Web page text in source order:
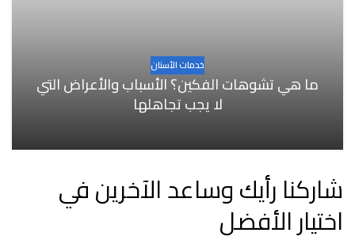
خدمات الأسنان
ما هي تشوهات الفكين؟ الأسباب والأعراض التي
لا يجب تجاهلها
شاركنا رأيك وساعد الآخرين في
اختيار الأفضل